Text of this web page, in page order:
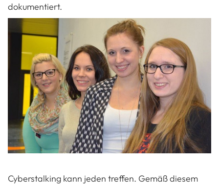
dokumentiert.
Cyberstalking kann jeden treffen. Gemäß diesem